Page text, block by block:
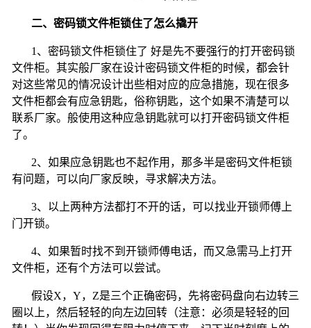
二、密码锁文件柜锁住了怎么撬开
1、密码锁文件柜锁住了 好是先不要强行的打开密码锁
文件柜。其实般厂家在设计密码锁文件柜的时候，都会针
对这些常见的情况设计出些相对应的应急措施，现在很多
文件柜都会有应急钥匙，俗称钥匙，这个如果不清楚可以
联系厂家。般使用这种应急钥匙就可以打开密码锁文件柜
了。
2、如果应急钥匙也不起作用，那多半是密码文件柜锁
有问题，可以向厂家反映，寻求解决方法。
3、以上两种方法都打不开的话，可以找业开锁师傅上
门开锁。
4、如果暂时找不到开锁师傅电话，而又急需马上打开
文件柜，还有个方法可以尝试。
假设X， Y， Z是三个正确密码，先将密码盘向右边转三
圈以上，然后轻轻的向左边回转（注意：必须是轻轻的回